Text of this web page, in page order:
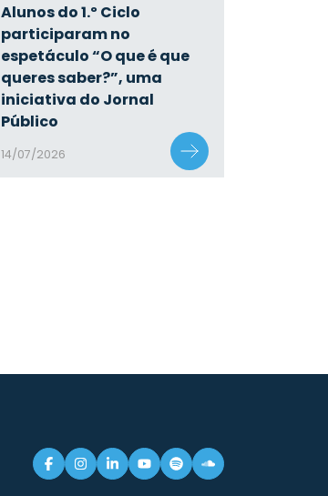
Alunos do 1.º Ciclo
participaram no
espetáculo “O que é que
queres saber?”, uma
iniciativa do Jornal
Público
14/07/2026